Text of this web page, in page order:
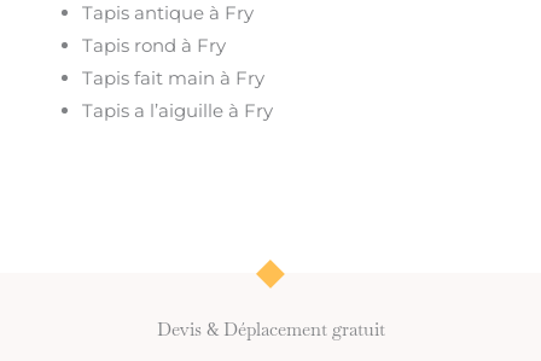
Tapis antique à Fry
Tapis rond à Fry
Tapis fait main à Fry
Tapis a l’aiguille à Fry
Devis & Déplacement gratuit